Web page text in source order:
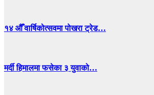
१४ औँ वार्षिकोत्सवमा पोखरा ट्रेड…
मर्दी हिमालमा फसेका ३ युवाको…